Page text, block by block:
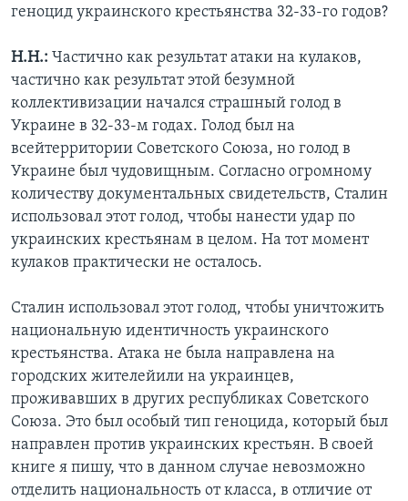
геноцид украинского крестьянства 32-33-го годов?
Н.Н.: Частично как результат атаки на кулаков,
частично как результат этой безумной
коллективизации начался страшный голод в
Украине в 32-33-м годах. Голод был на
всейтерритории Советского Союза, но голод в
Украине был чудовищным. Согласно огромному
количеству документальных свидетельств, Сталин
использовал этот голод, чтобы нанести удар по
украинских крестьянам в целом. На тот момент
кулаков практически не осталось.
Сталин использовал этот голод, чтобы уничтожить
национальную идентичность украинского
крестьянства. Атака не была направлена на
городских жителейили на украинцев,
проживавших в других республиках Советского
Союза. Это был особый тип геноцида, который был
направлен против украинских крестьян. В своей
книге я пишу, что в данном случае невозможно
отделить национальность от класса, в отличие от